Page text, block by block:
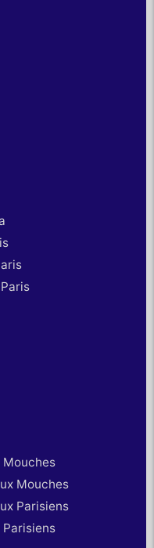
Mouches
Mouches
Parisiens